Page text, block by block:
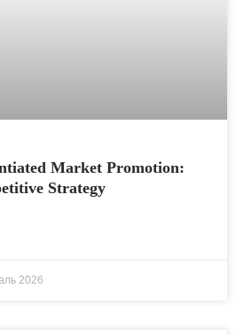
Market Promotion:
Strategy
2026